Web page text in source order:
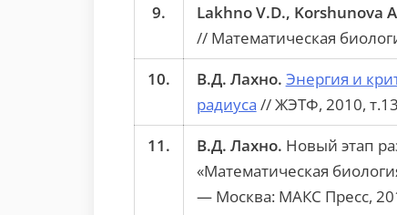
9.
Lakhno V.D., Korshunova
// Математическая
10.
В.Д. Лахно. Энергия и
радиуса // ЖЭТФ, 2010,
11.
В.Д. Лахно. Новый этап
«Математическая
— Москва: МАКС Пресс,